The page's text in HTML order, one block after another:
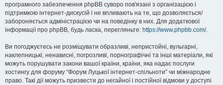
програмного забезпечення phpBB суворо пов'язані з організацією і
підтримкою інтернет-дискусій і не впливають на те, що дозволяється/
забороняється адміністрацією чи на поведінку в них. Для додаткової
інформації про phpBB, будь ласка, перегляньте: https://www.phpbb.com/.
Ви погоджуєтесь не розміщувати образливі, непристойні, вульгарні,
наклепницькі, ненависні, погрозливі, порнографічні та інші матеріали, які
можуть порушувати закони вашої країни, країни, яка надає послуги
хостингу для форуму “Форум Луцької інтернет-спільноти” чи міжнародне
право. Такі дії можуть призвести до негайної і постійної відмови у доступі